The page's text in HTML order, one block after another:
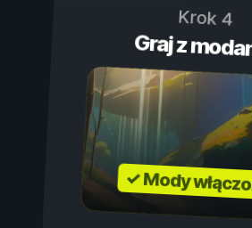
Krok 4
Graj z
✓ Mody